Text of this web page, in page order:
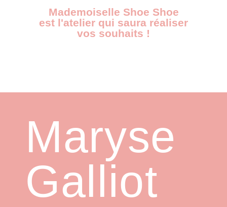
Mademoiselle Shoe Shoe
est l'atelier qui saura réaliser
vos souhaits !
Maryse
Galliot